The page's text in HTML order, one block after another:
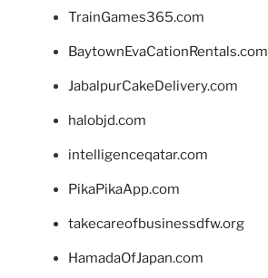
TrainGames365.com
BaytownEvaCationRentals.com
JabalpurCakeDelivery.com
halobjd.com
intelligenceqatar.com
PikaPikaApp.com
takecareofbusinessdfw.org
HamadaOfJapan.com